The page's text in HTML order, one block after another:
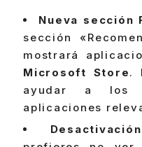
Nueva sección
sección
mostrará
Microsoft Store.
ayudar a los
aplicaciones